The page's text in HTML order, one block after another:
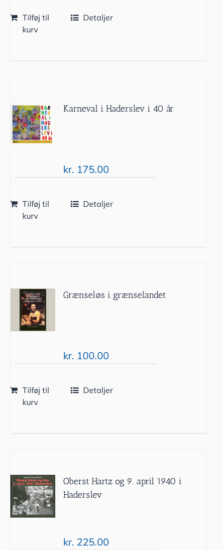
Tilføj til
kurv
Detaljer
Karneval i Haderslev i 40 år
kr. 175.00
Tilføj til
kurv
Detaljer
Grænseløs i grænselandet
kr. 100.00
Tilføj til
kurv
Detaljer
Oberst Hartz og 9. april 1940 i
Haderslev
kr. 225.00